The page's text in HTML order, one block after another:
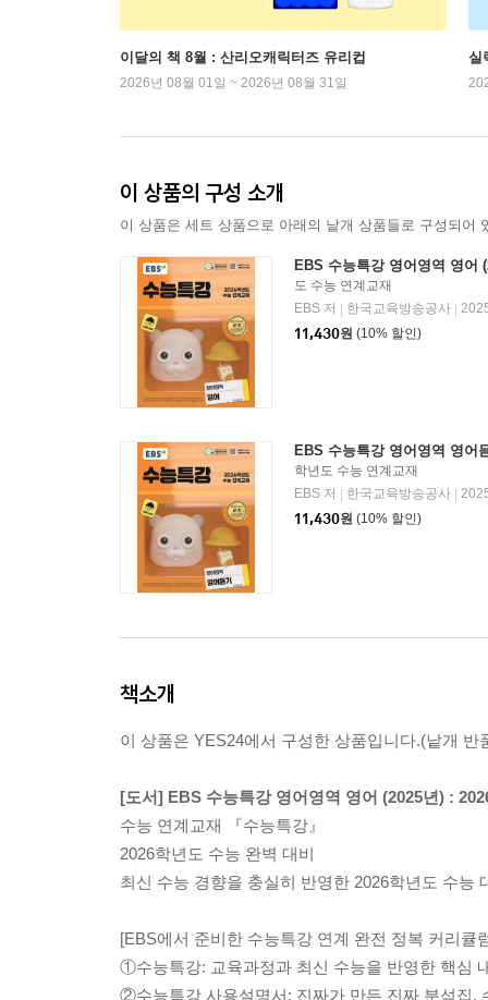
이달의 책 8월 : 산리오캐릭터즈 유리컵
2026년 08월 01일 ~ 2026년 08월 31일
실
이 상품의 구성 소개
이 상품은 세트 상품으로 아래의 낱개 상품들로 구성되어
EBS 수능특강 영어영역 영어
도 수능 연계교재
EBS 저
한국교육방송공사
11,430원 (10% 할인)
EBS 수능특강 영어영역 영어
학년도 수능 연계교재
EBS 저
한국교육방송공사
11,430원 (10% 할인)
책소개
이 상품은 YES24에서 구성한 상품입니다.(낱개 반
[도서] EBS 수능특강 영어영역 영어 (2025년) :
수능 연계교재 『수능특강』
2026학년도 수능 완벽 대비
최신 수능 경향을 충실히 반영한 2026학년도 수능
[EBS에서 준비한 수능특강 연계 완전 정복 커리큘
①수능특강: 교육과정과 최신 수능을 반영한 핵심
②수능특강 사용설명서: 진짜가 만든 진짜 분석집,